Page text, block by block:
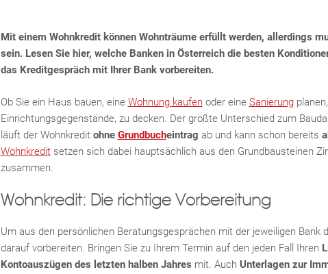
Mit einem Wohnkredit können Wohnträume erfüllt werden, allerdings
sein. Lesen Sie hier, welche Banken in Österreich die besten
das Kreditgespräch mit Ihrer Bank vorbereiten.
Ob Sie ein Haus bauen, eine Wohnung kaufenoder eine Sanierung
Einrichtungsgegenstände, zu decken. Der größte Unterschied zum
läuft der Wohnkredit ohne Grundbucheintrag ab und kann schon bereits
Wohnkreditsetzen sich dabei hauptsächlich aus den Grundbausteinen
zusammen.
Wohnkredit: Die richtige Vorbereitung
Um aus den persönlichen Beratungsgesprächen mit der jeweiligen
darauf vorbereiten. Bringen Sie zu Ihrem Termin auf den jeden Fall Ihren
Kontoauszügen des letzten halben Jahres mit. Auch Unterlagen zur